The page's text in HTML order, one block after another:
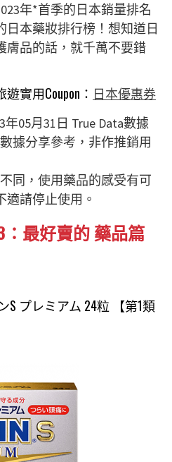
年*首季的日本銷量排名
日本藥妝排行榜！想知道日
膚品的話，就千萬不要錯
實用Coupon： 日本優惠券
年05月31日 True Data數據
據分享參考，非作推銷用
同，使用藥品的感受有可
適請停止使用。
最好賣的 藥品篇
S プレミアム 24粒 【第1類